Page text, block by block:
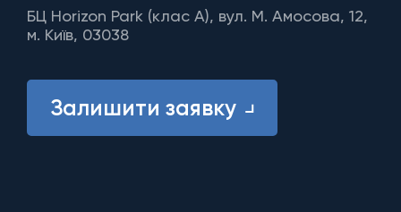
БЦ Horizon Park (клас A), вул. М. Амосова, 12,
м. Київ, 03038
Залишити заявку